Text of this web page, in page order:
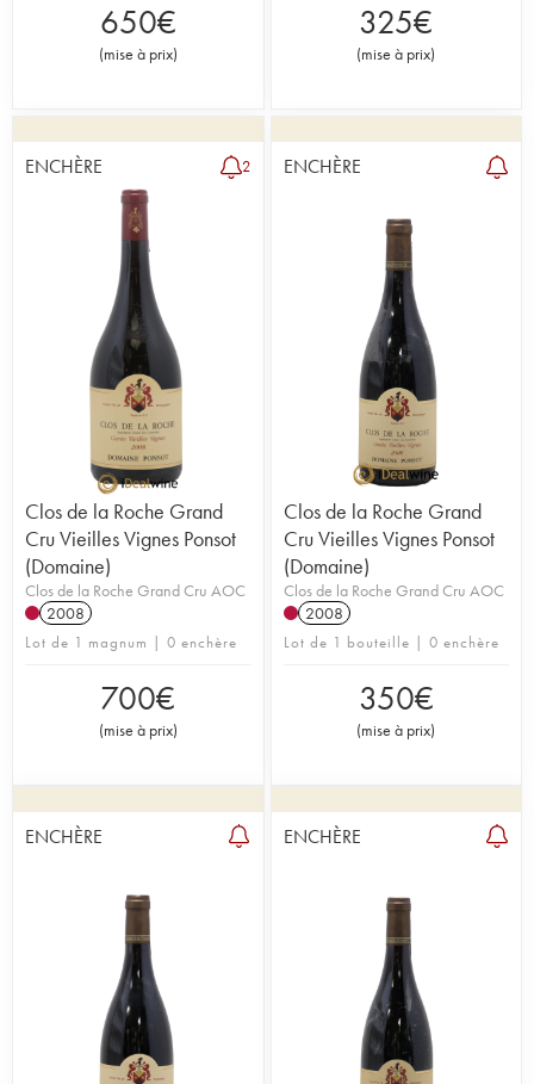
650€
(mise à prix)
325€
(mise à prix)
ENCHÈRE 2
Clos de la Roche Grand
Cru Vieilles Vignes Ponsot
(Domaine)
Clos de la Roche Grand Cru AOC
2008
Lot de 1 magnum | 0 enchère
700€
(mise à prix)
ENCHÈRE
Clos de la Roche Grand
Cru Vieilles Vignes Ponsot
(Domaine)
Clos de la Roche Grand Cru AOC
2008
Lot de 1 bouteille | 0 enchère
350€
(mise à prix)
ENCHÈRE ENCHÈRE